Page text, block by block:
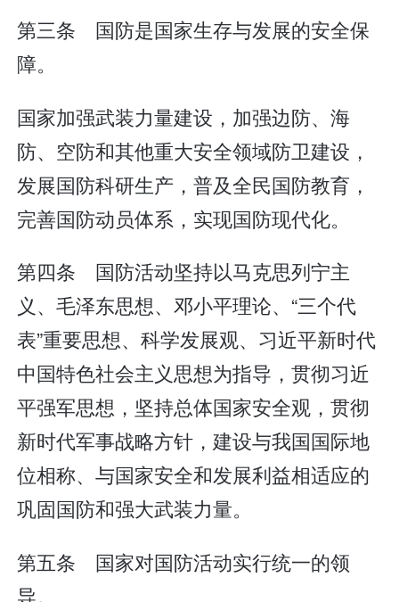
第三条 国防是国家生存与发展的安全保
障。
国家加强武装力量建设，加强边防、海
防、空防和其他重大安全领域防卫建设，
发展国防科研生产，普及全民国防教育，
完善国防动员体系，实现国防现代化。
第四条 国防活动坚持以马克思列宁主
义、毛泽东思想、邓小平理论、“三个代
表”重要思想、科学发展观、习近平新时代
中国特色社会主义思想为指导，贯彻习近
平强军思想，坚持总体国家安全观，贯彻
新时代军事战略方针，建设与我国国际地
位相称、与国家安全和发展利益相适应的
巩固国防和强大武装力量。
第五条 国家对国防活动实行统一的领
导。